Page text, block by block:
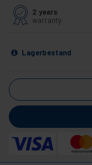
2 years
warranty
Lagerbestand